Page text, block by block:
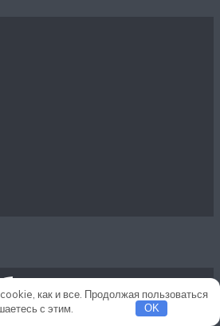
как и все. Продолжая пользоваться
с этим.
OK